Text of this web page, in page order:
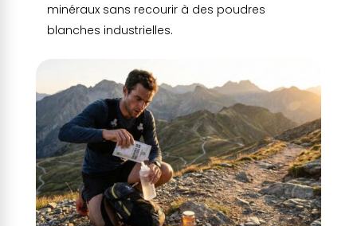
minéraux sans recourir à des poudres
blanches industrielles.